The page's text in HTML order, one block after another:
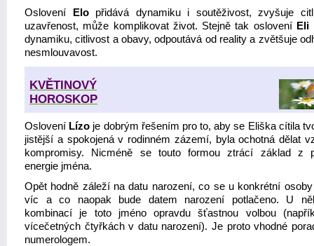
Oslovení
Elopřidává dynamiku i soutěživost, zvyšuje
uzavřenost, může komplikovat život. Stejně tak oslovení Eli
dynamiku, citlivost a obavy, odpoutává od reality a zvětšuje
nesmlouvavost.
KVĚTINOVÝ
HOROSKOP
Oslovení Lízo je dobrým řešením pro to, aby se Eliška cítila
jistější a spokojená v rodinném zázemí, byla ochotná dělat
kompromisy. Nicméně se touto formou ztrácí základ z
energie jména.
Opět hodně záleží na datu narození, co se u konkrétní
víc a co naopak bude datem narození potlačeno. U
kombinací je toto jméno opravdu šťastnou volbou
vícečetných čtyřkách v datu narození). Je proto vhodné
numerologem.